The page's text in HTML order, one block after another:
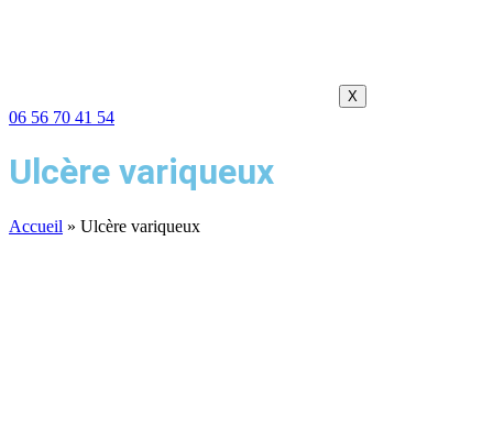
X
06 56 70 41 54
Ulcère variqueux
Accueil » Ulcère variqueux